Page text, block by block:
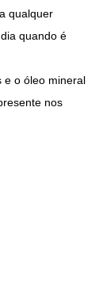
qualquer
quando é
e o óleo mineral
nos